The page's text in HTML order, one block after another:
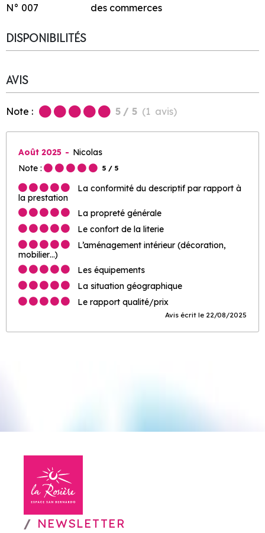
N° 007 des commerces
DISPONIBILITÉS
AVIS
Note : 5 / 5 (1 avis)
Août 2025
Nicolas
Note :
5 / 5
La conformité du descriptif par rapport à
la prestation
La propreté générale
Le confort de la literie
L’aménagement intérieur (décoration,
mobilier…)
Les équipements
La situation géographique
Le rapport qualité/prix
Avis écrit le 22/08/2025
NEWSLETTER